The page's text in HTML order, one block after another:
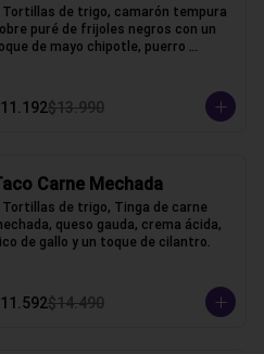
Tortillas de trigo, camarón tempura
puré de frijoles negros con un
de mayo chipotle, puerro
$13.990
Carne Mechada
Tortillas de trigo, Tinga de carne
queso gauda, crema ácida,
de gallo y un toque de cilantro.
$14.490